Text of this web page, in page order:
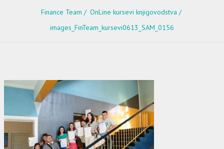
Finance Team
OnLine kursevi knjigovodstva
images_FinTeam_kursevi0613_SAM_0156